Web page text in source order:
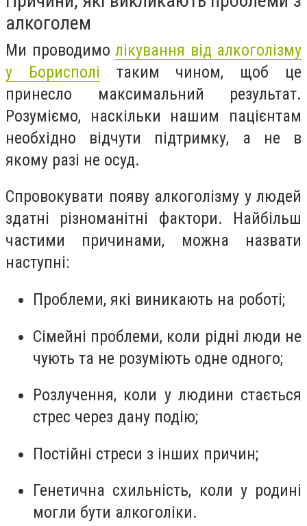
алкоголем
Ми проводимо лікування від алкоголізму
у Борисполі таким чином, щоб це
принесло максимальний результат.
Розуміємо, наскільки нашим пацієнтам
необхідно відчути підтримку, а не в
якому разі не осуд.
Спровокувати появу алкоголізму у людей
здатні різноманітні фактори. Найбільш
частими причинами, можна назвати
наступні:
Проблеми, які виникають на роботі;
Сімейні проблеми, коли рідні люди не
чують та не розуміють одне одного;
Розлучення, коли у людини стається
стрес через дану подію;
Постійні стреси з інших причин;
Генетична схильність, коли у родині
могли бути алкоголіки.